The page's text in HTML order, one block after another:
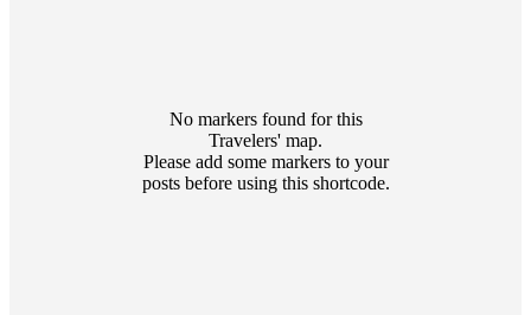
No markers found for this
Travelers' map.
Please add some markers to your
posts before using this shortcode.